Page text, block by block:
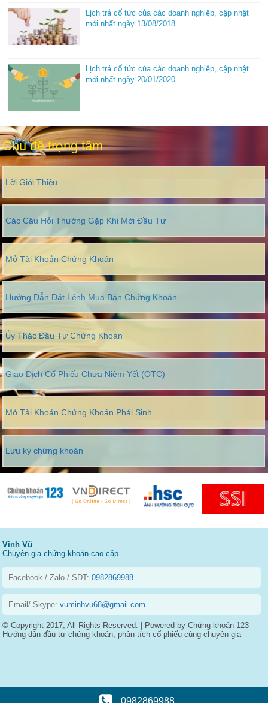
Lịch trả cổ tức của các doanh nghiệp, cập nhật
mới nhất ngày 13/08/2018
Lịch trả cổ tức của các doanh nghiệp, cập nhật
mới nhất ngày 20/01/2020
Chủ đề trọng tâm
Lời Giới Thiệu
Các Câu Hỏi Thường Gặp Khi Mới Đầu Tư
Mở Tài Khoản Chứng Khoán
Hướng Dẫn Đặt Lệnh Mua Bán Chứng Khoán
Ủy Thác Đầu Tư Chứng Khoán
Giao Dịch Cổ Phiếu Chưa Niêm Yết (OTC)
Mở Tài Khoản Chứng Khoán Phái Sinh
Lưu ký chứng khoán
Vinh Vũ
Chuyên gia chứng khoán cao cấp
Facebook / Zalo / SĐT:0982869988
Email/ Skype:vuminhvu68@gmail.com
© Copyright 2017, All Rights Reserved. | Powered by Chứng khoán 123 –
Hướng dẫn đầu tư chứng khoán, phân tích cổ phiếu cùng chuyên gia
0982869988